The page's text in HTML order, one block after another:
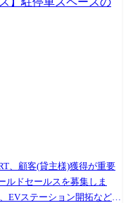
、顧客(貸主様)獲得が重要
ルドセールスを募集しま
ステーション開拓なども